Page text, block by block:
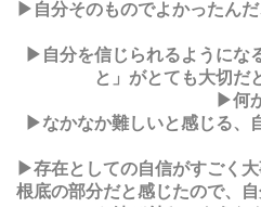
▶自分そのものでよかったん
▶自分を信じられるようにな
と」がとても大切
▶何
▶なかなか難しいと感じる、
▶存在としての自信がすごく
根底の部分だと感じたので、